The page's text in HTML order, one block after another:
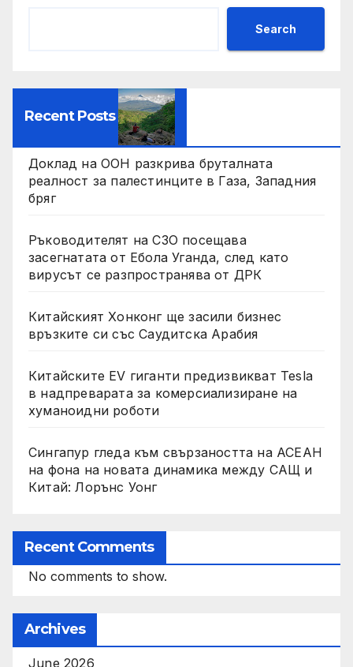
Search
Recent Posts
Доклад на ООН разкрива бруталната
реалност за палестинците в Газа, Западния
бряг
Ръководителят на СЗО посещава
засегнатата от Ебола Уганда, след като
вирусът се разпространява от ДРК
Китайският Хонконг ще засили бизнес
връзките си със Саудитска Арабия
Китайските EV гиганти предизвикват Tesla
в надпреварата за комерсиализиране на
хуманоидни роботи
Сингапур гледа към свързаността на АСЕАН
на фона на новата динамика между САЩ и
Китай: Лорънс Уонг
Recent Comments
No comments to show.
Archives
June 2026